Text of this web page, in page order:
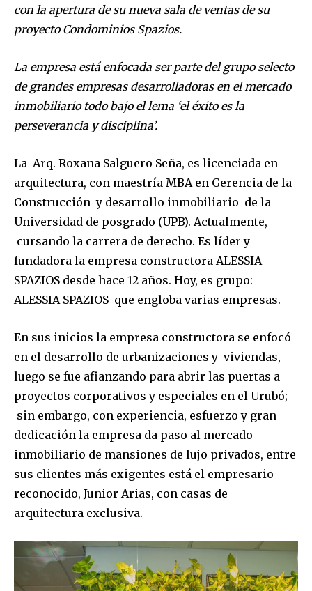
con la apertura de su nueva sala de ventas de su
proyecto Condominios Spazios.
La empresa está enfocada ser parte del grupo selecto
de grandes empresas desarrolladoras en el mercado
inmobiliario todo bajo el lema ‘el éxito es la
perseverancia y disciplina’.
La Arq. Roxana Salguero Seña, es licenciada en
arquitectura, con maestría MBA en Gerencia de la
Construcción y desarrollo inmobiliario de la
Universidad de posgrado (UPB). Actualmente,
cursando la carrera de derecho. Es líder y
fundadora la empresa constructora ALESSIA
SPAZIOS desde hace 12 años. Hoy, es grupo:
ALESSIA SPAZIOS que engloba varias empresas.
En sus inicios la empresa constructora se enfocó
en el desarrollo de urbanizaciones y viviendas,
luego se fue afianzando para abrir las puertas a
proyectos corporativos y especiales en el Urubó;
sin embargo, con experiencia, esfuerzo y gran
dedicación la empresa da paso al mercado
inmobiliario de mansiones de lujo privados, entre
sus clientes más exigentes está el empresario
reconocido, Junior Arias, con casas de
arquitectura exclusiva.